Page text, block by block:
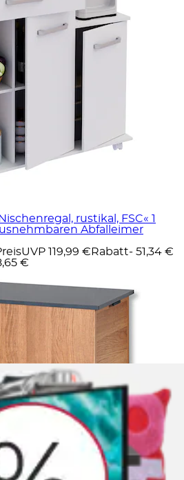
rustikal, FSC« 1
Abfalleimer
UVP 119,99 € Rabatt- 51,34 €
€